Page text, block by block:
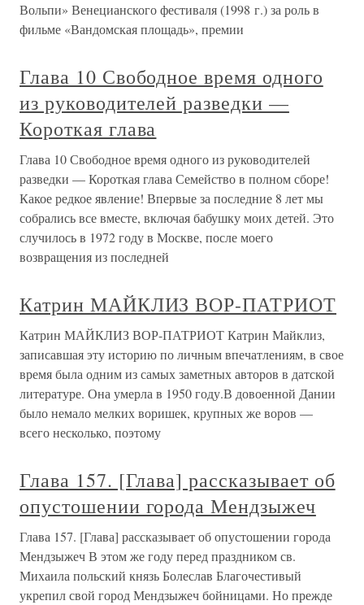
Вольпи» Венецианского фестиваля (1998 г.) за роль в
фильме «Вандомская площадь», премии
Глава 10 Свободное время одного
из руководителей разведки —
Короткая глава
Глава 10 Свободное время одного из руководителей
разведки — Короткая глава Семейство в полном сборе!
Какое редкое явление! Впервые за последние 8 лет мы
собрались все вместе, включая бабушку моих детей. Это
случилось в 1972 году в Москве, после моего
возвращения из последней
Катрин МАЙКЛИЗ ВОР-ПАТРИОТ
Катрин МАЙКЛИЗ ВОР-ПАТРИОТ Катрин Майклиз,
записавшая эту историю по личным впечатлениям, в свое
время была одним из самых заметных авторов в датской
литературе. Она умерла в 1950 году.В довоенной Дании
было немало мелких воришек, крупных же воров —
всего несколько, поэтому
Глава 157. [Глава] рассказывает об
опустошении города Мендзыжеч
Глава 157. [Глава] рассказывает об опустошении города
Мендзыжеч В этом же году перед праздником св.
Михаила поль­ский князь Болеслав Благочестивый
укрепил свой го­род Мендзыжеч бойницами. Но прежде